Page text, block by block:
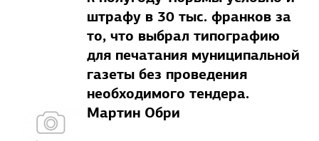
штрафу в 30 тыс. франков за
то, что выбрал типографию
для печатания муниципальной
газеты без проведения
необходимого тендера.
Мартин Обри